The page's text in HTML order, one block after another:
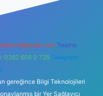
Teams:
0262 606 0 726 Telegram:
gereğince Bilgi Teknolojileri
bir Yer Sağlayıcı